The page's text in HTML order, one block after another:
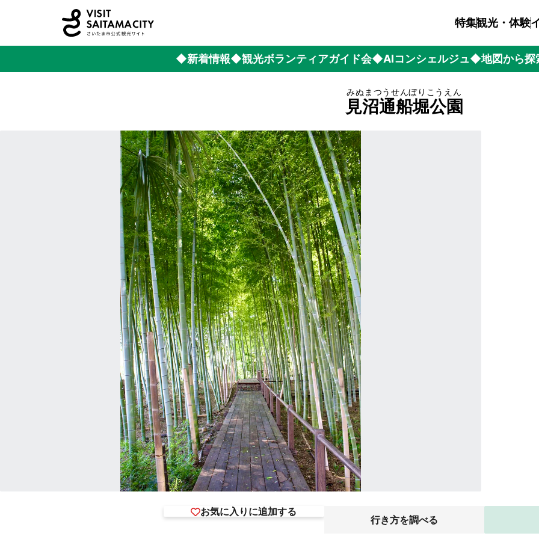
特集観光・体験
◆新着情報◆観光ボランティアガイド会◆AIコンシェルジュ◆地図から探
見沼通船堀公園
みぬまつうせんぼりこうえん
お気に入りに追加する
行き方を調べる